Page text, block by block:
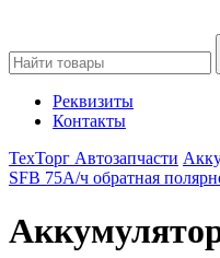
Реквизиты
Контакты
ТехТорг Автозапчасти
SFB 75А/ч обратная